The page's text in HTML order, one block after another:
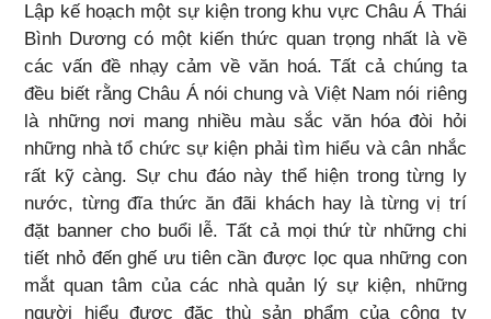
Lập kế hoạch một sự kiện trong khu vực Châu Á Thái
Bình Dương có một kiến ​​thức quan trọng nhất là về
các vấn đề nhạy cảm về văn hoá. Tất cả chúng ta
đều biết rằng Châu Á nói chung và Việt Nam nói riêng
là những nơi mang nhiều màu sắc văn hóa đòi hỏi
những nhà tổ chức sự kiện phải tìm hiểu và cân nhắc
rất kỹ càng. Sự chu đáo này thể hiện trong từng ly
nước, từng đĩa thức ăn đãi khách hay là từng vị trí
đặt banner cho buổi lễ. Tất cả mọi thứ từ những chi
tiết nhỏ đến ghế ưu tiên cần được lọc qua những con
mắt quan tâm của các nhà quản lý sự kiện, những
người hiểu được đặc thù sản phẩm của công ty